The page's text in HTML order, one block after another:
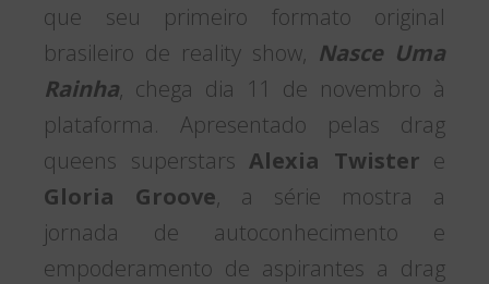
que seu primeiro formato original
brasileiro de reality show, Nasce Uma
Rainha, chega dia 11 de novembro à
plataforma. Apresentado pelas drag
queens superstars Alexia Twister e
Gloria Groove, a série mostra a
jornada de autoconhecimento e
empoderamento de aspirantes a drag